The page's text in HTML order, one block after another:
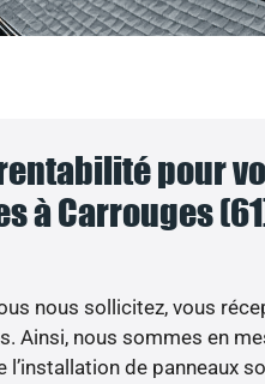
pour
à Carrouges
nous sollicitez, vous
Ainsi, nous sommes en
l’installation de panneaux